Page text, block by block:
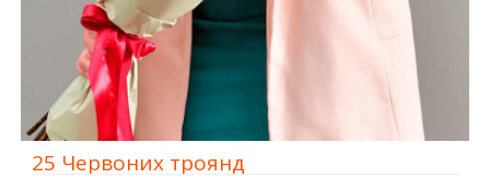
25 Червоних троянд